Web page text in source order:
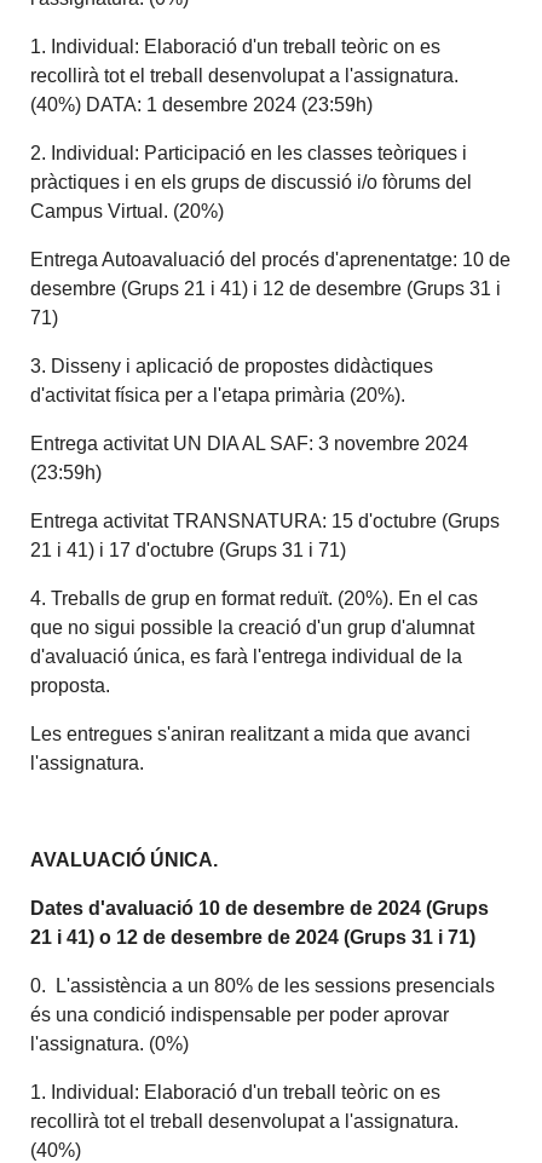
1. Individual: Elaboració d'un treball teòric on es
recollirà tot el treball desenvolupat a l'assignatura.
(40%) DATA: 1 desembre 2024 (23:59h)
2. Individual: Participació en les classes teòriques i
pràctiques i en els grups de discussió i/o fòrums del
Campus Virtual. (20%)
Entrega Autoavaluació del procés d'aprenentatge: 10 de
desembre (Grups 21 i 41) i 12 de desembre (Grups 31 i
71)
3. Disseny i aplicació de propostes didàctiques
d'activitat física per a l'etapa primària (20%).
Entrega activitat UN DIA AL SAF: 3 novembre 2024
(23:59h)
Entrega activitat TRANSNATURA: 15 d'octubre (Grups
21 i 41) i 17 d'octubre (Grups 31 i 71)
4. Treballs de grup en format reduït. (20%). En el cas
que no sigui possible la creació d'un grup d'alumnat
d'avaluació única, es farà l'entrega individual de la
proposta.
Les entregues s'aniran realitzant a mida que avanci
l'assignatura.
AVALUACIÓ ÚNICA.
Dates d'avaluació 10 de desembre de 2024 (Grups
21 i 41) o 12 de desembre de 2024 (Grups 31 i 71)
0. L'assistència a un 80% de les sessions presencials
és una condició indispensable per poder aprovar
l'assignatura. (0%)
1. Individual: Elaboració d'un treball teòric on es
recollirà tot el treball desenvolupat a l'assignatura.
(40%)